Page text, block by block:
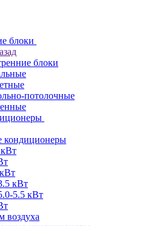
блоки
блоки
потолочные
кондиционеры
кВт
кВт
5.5 кВт
воздуха